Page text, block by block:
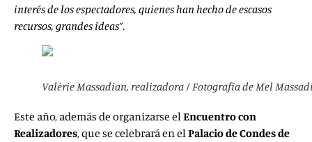
interés de los espectadores, quienes han hecho de escasos
recursos, grandes ideas”.
Valérie Massadian, realizadora / Fotografía de Mel
Este año, además de organizarse elEncuentro con
Realizadores, que se celebrará en elPalacio de Condes de